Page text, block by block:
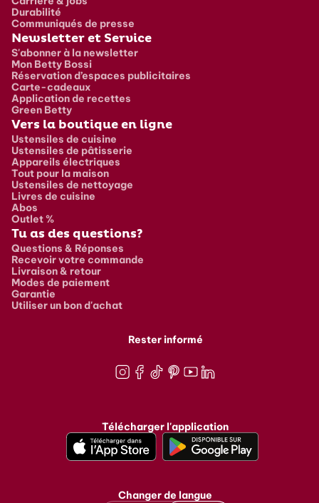
Durabilité
Communiqués de presse
Newsletter et Service
S'abonner à la newsletter
Mon Betty Bossi
Réservation d’espaces publicitaires
Carte-cadeaux
Application de recettes
Green Betty
Vers la boutique en ligne
Ustensiles de cuisine
Ustensiles de pâtisserie
Appareils électriques
Tout pour la maison
Ustensiles de nettoyage
Livres de cuisine
Abos
Outlet %
Tu as des questions?
Questions & Réponses
Recevoir votre commande
Livraison & retour
Modes de paiement
Garantie
Utiliser un bon d'achat
Rester informé
Télécharger l'application
Changer de langue